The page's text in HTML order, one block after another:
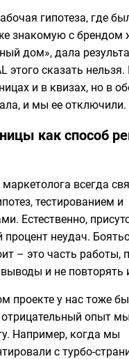
гипотеза, где
знакомую с брендом
дом», дала
этого сказать
и в квизах, но в
и мы ее отключили.
как способ
всегда
тестированием и
Естественно,
неудач.
– это часть работы,
и не повторять
проекте у нас тоже
опыт
Например, когда мы
с турбо-